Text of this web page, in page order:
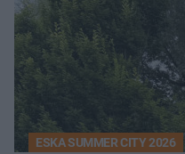
ESKA SUMMER CITY 2026